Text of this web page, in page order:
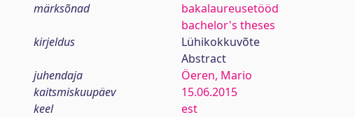
märksõnad
bakalaureusetööd
bachelor's theses
kirjeldus
Lühikokkuvõte
Abstract
juhendaja
Öeren, Mario
kaitsmiskuupäev
15.06.2015
keel
est